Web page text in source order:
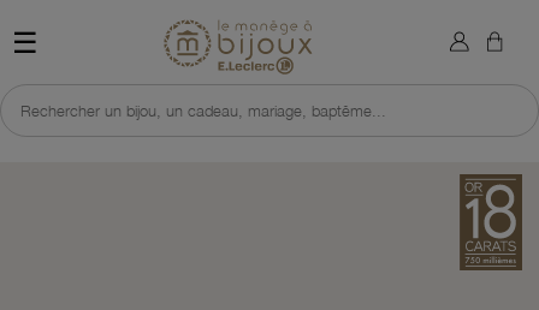
☰ Retour à l'accueil du site
Rechercher un bijou, un cadeau, mariage, baptême...
×